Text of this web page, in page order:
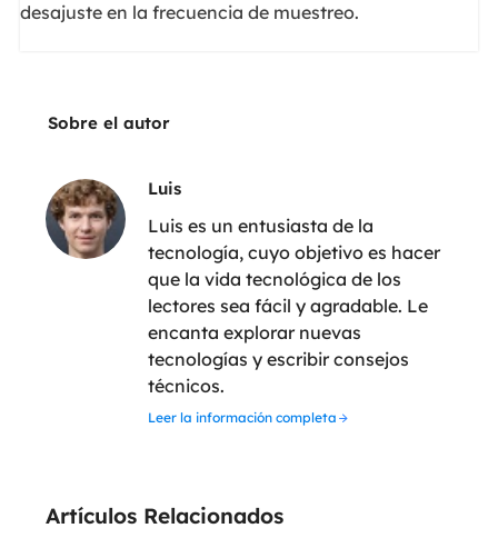
desajuste en la frecuencia de muestreo.
Sobre el autor
Luis
Luis es un entusiasta de la
tecnología, cuyo objetivo es hacer
que la vida tecnológica de los
lectores sea fácil y agradable. Le
encanta explorar nuevas
tecnologías y escribir consejos
técnicos.
Leer la información completa
Artículos Relacionados